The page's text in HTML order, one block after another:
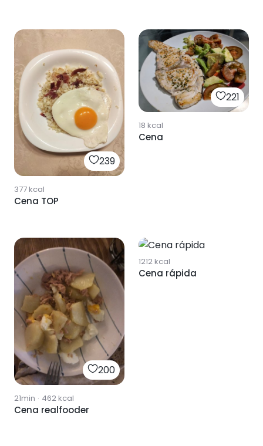
239
377kcal
Cena TOP
221
18 kcal
Cena
200
21min · 462kcal
Cena realfooder
1212kcal
Cena rápida